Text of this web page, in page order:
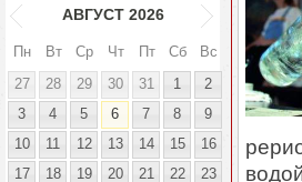
АВГУСТ 2026
Пн Вт Ср Чт Пт Сб
Вс
27
28 29 30 31 1
2
3
4 5 6 7 8
9
10
11 12 13 14 15
16
17
18 19 20 21 22
23